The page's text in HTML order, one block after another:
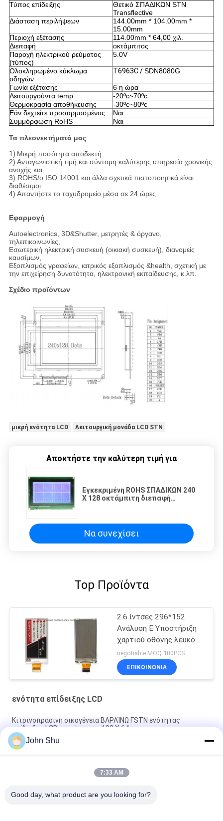
Τύπος επίδειξης
Θετικό ΣΠΑΔΙΚΩΝ STN
Transflective
Διάσταση περιλήψεων
144.00mm * 104.00mm *
15.00mm
Περιοχή εξέτασης
114.00mm * 64,00 χιλ.
Διεπαφή
οκτάμπιτος
Παροχή ηλεκτρικού ρεύματος
(τύπος)
5.0V
Ολοκληρωμένο κύκλωμα
οδηγών
T6963C /SDN8080G
Γωνία εξέτασης
6 η ώρα
Λειτουργούντα temp
-20ºc~70ºc
Θερμοκρασία αποθήκευσης
-30ºc~80ºc
Εάν δεχτείτε προσαρμοσμένος
Ναι
Συμμόρφωση RoHS
Ναι
Τα πλεονεκτήματά μας
1) Μικρή ποσότητα αποδεκτή
2) Ανταγωνιστική τιμή και σύντομη καλύτερης υπηρεσία χρονικής
ανοχής και
3) ROHS/ο ISO 14001 και άλλα σχετικά πιστοποιητικά είναι
διαθέσιμοι
4) Απαντήστε το ταχυδρομείο μέσα σε 24 ώρες
Εφαρμογή
Autoelectronics, 3D&Shutter, μετρητές & όργανο,
τηλεπικοινωνίες,
Εσωτερική ηλεκτρική συσκευή (οικιακή συσκευή), διανομείς
καυσίμων,
Εξοπλισμός γραφείων, ιατρικός εξοπλισμός &health, σχετική με
την επιχείρηση δυνατότητα, ηλεκτρονική εκπαίδευσης, κ.λπ.
Σχέδιο προϊόντων
μικρή ενότητα LCD Λειτουργική μονάδα LCD STN
Αποκτήστε την καλύτερη τιμή για
Εγκεκριμένη ROHS ΣΠΑΔΙΚΩΝ 240
X 128 οκτάμπιτη διεπαφή
Να συνεχίσει
Top Προϊόντα
2.6 ίντσες 296*152
Ανάλυση Ε Υποστήριξη
χαρτιού οθόνης λευκό
κόκκινο μαύρο χρώμα
negotiable MOQ:100PCS
ΕΠΙΚΟΙΝΩΝΊΑ
ενότητα επίδειξης LCD
Κιτρινοπράσινη οικογένεια ΒΑΡΑΊΝΩ FSTN ενότητας
επίδειξης LCD ψηφίσματος 192 X 64
6 ενότητα ΒΑΡΑΙΝΩ LCD η ώρα, 160 X 96 ISO 14001 ενότητα
FSTN LCD των άσπρων οδηγήσεων
Ολοκληρωμένο κύκλωμα οδηγών ενότητας ST7541 επίδειξης
John Shu
7:33 AM
Good day, what product are you looking for?